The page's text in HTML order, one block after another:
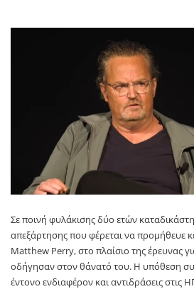
Σε ποινή φυλάκισης δύο ετών
απεξάρτησης που φέρεται να προμήθευε
Matthew Perry, στο πλαίσιο της έρευνας
οδήγησαν στον θάνατό του. Η υπόθεση
έντονο ενδιαφέρον και αντιδράσεις στις